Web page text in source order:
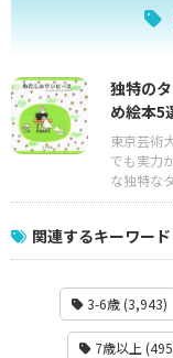
独特の
め絵本5
東京芸術
でも実力
な独特な
関連するキーワード
3-6歳 (3,943)
7歳以上